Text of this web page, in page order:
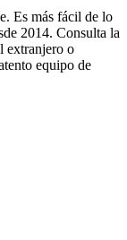
Es más fácil de lo
2014. Consulta la
extranjero o
equipo de